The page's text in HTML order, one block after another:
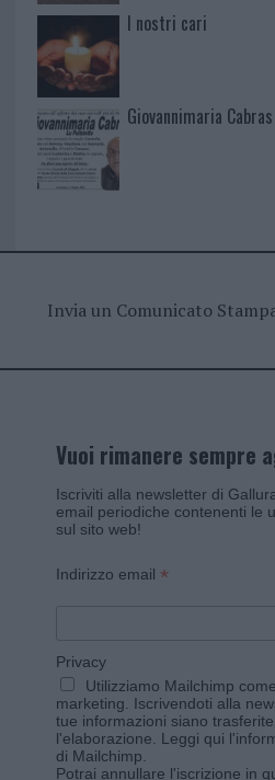
I nostri cari
Giovannimaria Cabras
Invia un Comunicato
Vuoi rimanere sempre
Iscriviti alla newsletter di
email periodiche contenenti le
sul sito web!
Indirizzo email *
Privacy
Utilizziamo Mailchimp
marketing. Iscrivendoti alla
tue informazioni siano
l'elaborazione. Leggi qui
di Mailchimp
Potrai annullare l'iscrizione in